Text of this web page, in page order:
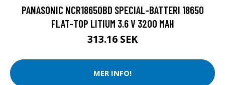
PANASONIC NCR18650BD SPECIAL-BATTERI 18650
FLAT-TOP LITIUM 3.6 V 3200 MAH
313.16 SEK
MER INFO!